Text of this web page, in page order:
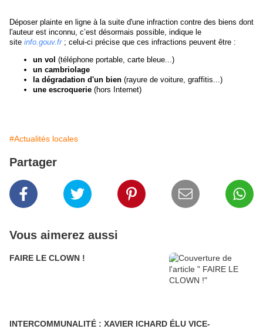
Déposer plainte en ligne à la suite d'une infraction contre des biens dont
l'auteur est inconnu, c’est désormais possible, indique le
site info.gouv.fr ; celui-ci précise que ces infractions peuvent être :
un vol (téléphone portable, carte bleue...)
un cambriolage
la dégradation d'un bien (rayure de voiture, graffitis...)
une escroquerie (hors Internet)
#Actualités locales
Partager
Vous aimerez aussi
FAIRE LE CLOWN !
INTERCOMMUNALITÉ : XAVIER ICHARD ÉLU VICE-